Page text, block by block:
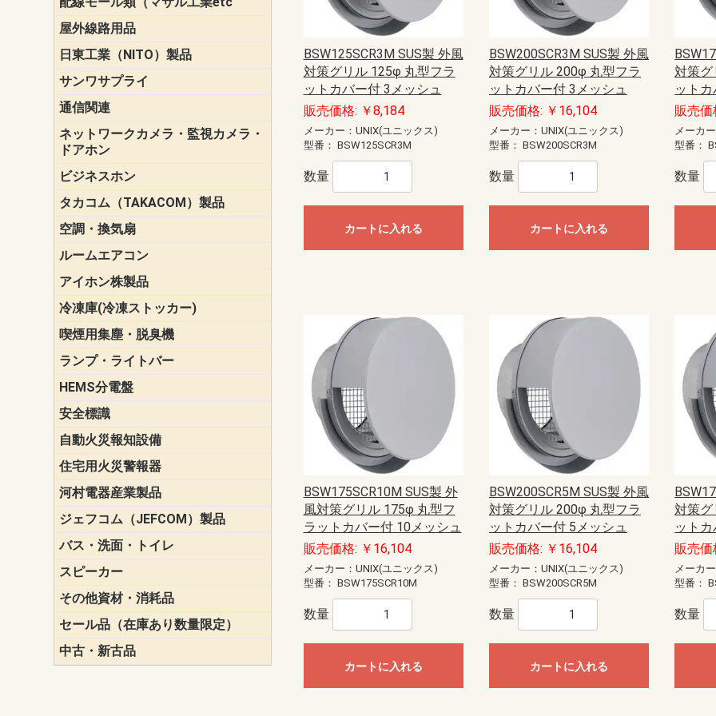
ー・Gモール）
プ）
屋外線路用品
PE支線ガード イエロー
トラ
ケーブル標識・防護カバー ジョイントタイプ
オーバーラップタイプ丸型ケーブ
オーバーラップタイプSSケーブル
オプトケーブルカバー
ザ・鳥獣害対策トゲつきシート
自在バンド用保護カバー
4mm電線防護カバー
SZスリーブ
スパイラルスリーブ
日東工業（NITO）製品
カバースイッチ 【CKS】電線直締用
【CKL】圧着端子用
【CBS】バック式
【DCS】切換
【DBS】バック式切換
キャビネット ORZ形屋外用キャビネット
ステンレス屋外用キャビネット
盤用キャビネット
小型動力分電盤 主幹：ELB
主幹：CB
システムラック ラックオプション
端子台 【HP-J】一次送り
【TBE】固定式（経済形）
【TBF-J】ブレーカ用(経済形)
【TBF-W】ブレーカ用(経済形)
【TBJ】分岐（一種耐熱登録品）
【TBN】ニュートラル端子
【TBP】電力用
【TBS】スタッド（一種耐熱登録
品）
【TBT】二段形
【TBZ・TBZ-A】ブレーカ用(直結
端子形・リペア端子形)
【TBZ-E】アース用(直締端子形)
【TK】協約形
オプション
盤用パーツ 配線用
盤取付用
プラボックス 汎用タイプ
高性能タイプ
仮設ボックス
コントロールボックス（小型FA
用）
情報通信ボックス
プルボックス
ブレーカ エンクローズドブレーカ
サーキットブレーカ
プラグインブレーカ
漏電ブレーカ
サンワサプライ
ペリフェラル ドッキング
エクステンダー
BTヘッドセット
ビーコン
USB季節商品
USBグッズ
ゲーム関連
LED
ドッキングステーション
拡声器
NFC
メディアプレーヤー
ラミネータ
BTヘッドセット・アダプタ
スキャナ
カメラ
その他ペリフェラル
プレゼンテーション
コードリーダー
KVM
スピーカー
シュレッダー
NFC・ビーコン
ヘッドホン・マイク
キーボード
マウス
USBハブ
カードリーダー
USBコンバータ他
テンキー
分配器
切替器(KVM以外)
タップ・UPS モバイルバッテリー
ACアダプタ
タップ
ケーブル HDMIケーブル
変換アダプタ
変換アダプタ他
電話ケーブル・アダプタ
IEEE1394ケーブル
SCSIケーブル
USBケーブル
プリンタケーブル
AVケーブル
RS-232Cケーブル
その他ケーブル
モニタケーブル
アダプタ他
インク・用紙 用紙
インクジェットラベル
レーザー用紙
レーザーラベル
手作り用紙
インク
その他用紙
インクジェット用紙
マルチラベル
アクセサリ タブレットケース
タッチペン
マウスアクセサリー
車載アクセサリー
リストレスト
フィルター
メモリーケース
バッグ
スマートフォン
インナー・クッション
タブレット
メモリーケース
電子辞書
スタンド
各種カバー
PDA
メディアケース
カメラアクセサリ
データホルダー
保護フィルム
クリーナー
セキュリティ用品
キーボードカバー
耐震グッズ
マウスパッド
ケーブルアクセサリ
LAN LAN機器
光ケーブル他
LANケーブル
LANケーブル用機器
DOS／Vパーツ ノートクーラー
DOS/Vパーツ
通信関連
保安器
プロテクター
ローゼット 通信用
電話用
工具・試験器
端子取付金具
端子板
端末装置
配線用金具
モジュラープラグ
LAN圧着工具・治具他
ルータ
エッジスイッチ
ネットワークカメラ・監視カメラ・
ドアホン
NSK（日本セキュリティ機器） レコーダー
IPネットワークカメラ
スイッチ
コンバーター・トランシーバ
ビデオサーバ
オプション品
モニター
ダミーカメラ
防犯シール・防犯看板
パナソニック(Panasonic) 屋外センサーカメラ
玄関子機
増設用子機
増設モニター・モニター子機
テレビドアホン
ネットワークドアホン
ホームネットワークシステム
オプション
ビジネスホン 日立（HITACHI） integralX
ナカヨ Xiシリーズ
IFシリーズ
NEC アスパイアX
OKI
ヘッドセット
ヤコブイェンセン
タカコム（TAKACOM）製品
通話録音
留守番電話
音声応答転送
緊急情報伝達
日課放送
空調・換気扇
標準換気扇 三菱電機
パナソニック電工
ダクト換気扇 三菱電機
パナソニック電工
有圧換気扇 業務用有圧換気扇
有圧換気扇システム部材
インダクトファン
パイプファン 三菱電機
パナソニック電工
シロッコファン ストレートシロッコファン24時間
ストレートシロッコファン
片吸込形シロッコファン
斜流ダクトファン 三菱電機
パナソニック電工
エアカーテン 三菱電機
パナソニック電工
システム部材
産業用送風機システム部材
ルームエアコン
三菱電機(MITSUBISHI) 6畳用
8畳用
10畳用
12畳用
14畳用
16畳用
18畳用
20畳用
23畳用
26畳用
29畳用
ダイキン(DAIKIN) 6畳用
8畳用
10畳用
12畳用
14畳用
18畳用
20畳用
23畳用
26畳用
29畳用
アイホン株製品
冷凍庫(冷凍ストッカー)
喫煙用集塵・脱臭機
スモークダッシュ スモークナビ搭載シリーズ
フラットシリーズ
コンパクトタイプ
交換用フィルター
ランプ・ライトバー
パナソニック(Panasonic) 20W
40W
東芝ライテック E11
E12
E17
E26
直管LED（GX16t-5）
直管LED（GZ16）
ユニットドーム形
ユニットフラット形
ENDO（遠藤照明）
三菱電機
HEMS分電盤
マルチ通信型
EV・PHEV充電回路・エコキュー
ト・IH対応
EV・PHEV充電回路・太陽光発電シ
ステム・エコキュート・IH対応
あかりぷらすばん
エコキュート・IH対応
エコキュート・電温・IH対応
かみなりあんしんばん あかり付
かみなりあんしんばん
ダブル発電対応
創蓄連携システム対応（自立出力
単相2線用）
創蓄連携システム対応（自立出力
単相3線用）
太陽光発電システム・エコキュー
ト・IH対応
太陽光発電システム・エコキュー
ト・電温・IH対応
太陽光発電システム対応
地震あんしんばん
地震かみなりあんしんばん
電温・IH対応
燃料電池（ガス発電）システム対
応
標準タイプ
標準タイプ大型FreeS付
安全標識
誘導標識 蓄光誘導標識
一般誘導標識
自動火災報知設備
パナソニック（Panasonic） アドバンスP-1シリーズ
一般型感知器
電子式自己保持型熱感知器（熱オ
ートセンサ）
差動式分布型感知器
光電式スポット型感知器（煙サイ
バーセンサ）
煙感知器
光電式分離型感知器
炎感知器
遠隔試験機能付感知器
連携型ワイヤレス感知器
感知器ベース
火災通報装置
音響装置
発信機
表示灯
総合盤
P型1級受信機
P型2級受信機
副受信機
受信機関連商品
周辺機器
防排煙設備
ガス漏れ集中監視システム
R型防災システム
周辺機器
非常警報設備（複合装置）
非常警報設備（システム用）
点検器具
ホーチキ（HOCHIKI） 感知器
R型・GR型システム
P型受信機
機器収容箱（総合盤）
P型発信機
P型設備機器その他
非常警報設備
住宅情報設備
ガス漏れ火災警報設備
防排煙設備
超高感度煙検知システム
アクセサリー・保守用品
能美防災（NOHMI） P型インターフェイス盤
P型火災／複合火災受信機
P型受信機用埋込ボックス・埋込枠
R型防災システム
ガス漏れ火災警報設備
熱感知器
煙感知器
炎感知器
感知器付属品
押し釦・消火栓始動スイッチ
音響装置
火災通報装置
関連機器
機器収容箱
共同住宅用防災システム
試験器
住宅防災システム
消火器
消火栓始動器
中継器・中継器収納箱
特定小規模施設向け防災システム
発信機
避雷ユニット
非常警報設備
非常電話システム
標識板
表示機
表示灯
防火・防排煙設備
耐圧防爆用
本質安全防爆用
補用部品・予備品
ニッタン（NITTAN） P型受信機
R型・GR型受信機
ガス系消火設備
ガス漏れ警報設備
サージアブソーバ
スプリンクラー設備
ニッカド蓄電池
プロテクタ
ベル
移報用装置・耐雷基板・ラベル
炎検知器
火災検知システム（機器内組込用
火災通報装置
感知器
機器収容箱
共同・特定共同住宅用
試験器・アドレス設定器
住宅用防災機器
消火器
消火栓始動装置
耐圧防爆機器
着脱器・試験器
中継器盤
中継機電源
中継機本体
超高感度環境監視システム
発信機
非常警報設備
表示灯
防火・排煙設備
補修品
泡消火設備
住宅用火災警報器
河村電器産業製品
キャビネット 盤用露出形BXT・FXT
盤用露出形BXTH・FXTH
盤用埋込形BXU・FXU
熱機器収納BXH・FXH
安定器収納FXA
ルーバー付盤用FXL
制御盤用屋内外兼用RXG
盤用屋内外兼用RXG-IP54
盤用屋内外兼用RXGB-IP54
盤用屋内外兼用RXV-IP44
屋外盤用木板ベースPOGB-IP55
屋外盤用鉄板ベースPOG-IP55
動力分電盤
ジェフコム（JEFCOM）製品
LANツール・部材 LANケーブル
LANチェッカー
LAN工具
モジュラージャック
モジュラープラグ
LEDイルミネーション LEDクリスタルモチーフ
LEDストリングライト
LEDテープライト
LEDデザインストリングライト
LEDルミネーション（SJ-NHシリ
ーズ）アイスクルカーテン（部
品）
LEDルミネーション（SJ-NHシリ
ーズ）クロスネット（部品）
LEDルミネーション（SJ-NHシリ
ーズ）ストリング（部品）
LEDルミネーション（SJ-NHシリ
ーズ）共通部品
LEDルミネーション（SJXシリー
ズ）LEDジョイントモチーフ（部
品）
LEDルミネーション（SJXシリー
ズ）LEDストリング（部品）
LEDルミネーション（SJXシリー
ズ）LEDソフトネオン（部品）
LEDルミネーション（SJXシリー
ズ）LEDフォール（部品）
LEDルミネーション（SJXシリー
ズ）LEDフラッシュボール（部
品）
LEDルミネーション（SJXシリー
ズ）LEDホタル（部品）
LEDルミネーション（SJXシリー
ズ）モチーフ（部品）
LEDルミネーション（SJXシリー
ズ）共通部品
LEDルミネーション（SJシリー
ズ）アイスクルカーテン（部品）
LEDルミネーション（SJシリー
ズ）キャンドル・電球ライト（部
品）
LEDルミネーション（SJシリー
ズ）クロスネット（部品）
LEDルミネーション（SJシリー
ズ）スティックライト（部品）
LEDルミネーション（SJシリー
ズ）ストリング（部品）
LEDルミネーション（SJシリー
ズ）テープライト（部品）
LEDルミネーション（SJシリー
ズ）フォール（部品）
LEDルミネーション（SJシリー
ズ）プロジェクションライト（部
品）
LEDルミネーション（SJシリー
ズ）モチーフ（部品）
LEDルミネーション（SJシリー
ズ）共通部品
SDXシリーズ
イルミネーション（その他）
イルミネーション（卓上タイプ）
ライトアップ用投光器
ロッド点滅灯（LED）40mmピッチ
ロッド点滅灯（LED）75mmピッチ
ロッド点滅灯（LED）共通部品
連結すずらん灯タイプ（LED）
アンカー・ネジ ALC用
コンクリート用
ワッシャー
中空壁用
六角ナット
多用途
寸切りボルト用特殊ナット
小ネジ
木工用
石膏ボード用
軽天ビス
鋼板用
エアコン部材 エアコン洗浄部材
ダクト部材
ドレンホース
室外機取付台
配管部材
ケーブル保護収納 ケーブルプロテクター
ケーブルプロテクター（増設型）
ケーブルマット
床用モール
床用モール（フラット型）
床用モール（増設型）
段差用バリアフリープロテクター
（屋外用）
段差用バリアフリーモール（室内
用）
ケーブル索引具 FRP竿
その他
カーボン竿
ジョイント式ロッド
ジョイント式呼線
金属竿
リール CD管リール
ロープリール
検尺器
電線リール（据置き型）
電線リール（現場向き）
作業工具 ストリッパー
ツールキット
ドライバー・レンチ
ナイフ・ノコ
ハンマー・その他工具
ペンチ・ニッパー
各種カッター
圧着工具
電動工具
作業用照明器具 LEDライト
コンパクトライト
ハロゲンライト
ヘッドライト
ライトスタンド
乾電池式ライト
作業用テープライト
充電式ライト
直管形スリムライト
蛍光ライト
切削工具 コア
コンクリートドリル
ステップドリル
タップ
チップソー・カッター・切断砥石
バンドソー
パンチャー
ホールソー
切削油
木工ドリル
木工ドリル（フレキシブルシャフ
ト）
火花飛散防止具
磁器タイル用ドリル
鉄工ドリル
収納機器・車載備品 パーツ＆ツールボックス
車載用収納・車載備品
検電器・計測器 レーザー墨出し器
検電器
計測器
腰回り品・安全保護具・収納具 はしご・脚立用品
ハーネス・ランヤード
ホルダー
ランヤード・補助帯
ワークウェア・サポートウェア
ワークポジショニング用器具
収納具
手袋・靴カバー
熱中症対策アイテム
腰袋
腰道具セット
通線工具 エアー通線
ケーブルグリップ
ロープ
入線潤滑剤
呼線（スチール）
地中線工具
管内清掃用具
電動入線機
電設化成品 亜鉛塗料スプレー
発泡ウレタン充填剤
絶縁・防触スプレー
高所作業ポール ランプチェンジャー
高所作業工具
パーツ＆ツールボックス
パーツボックス
バス・洗面・トイレ
便座 ウォシュレット
スピーカー
天井スピーカー 埋込型
露出型
壁掛型スピーカー 片面型
両面型
関連商品
ホーンスピーカー コンビネーションタイプ
ワイドホーンスピーカー
セパレートタイプ
ストレートホーンスピーカー
コラムスピーカー 本体
関連商品
コンパクトスピーカー
モニタースピーカーシステム
インテリアデザインスピーカー
スピーカーシステム 一般タイプ
コンパクトスピーカー
スリムスピーカー
防球構造型スピーカー
サウンドアロースピーカー
関連商品
防滴型スピーカーシステム ボックスタイプ
スリムタイプ
関連商品
ホール用スピーカーシステム
マルチユーススピーカーシステム
その他資材・消耗品
ビニールテープ(IVテープ)
自己融着テープ
養生テープ
ネオシール
セール品（在庫あり数量限定）
照明器具
換気スイッチ
ランプ・電球
その他資材・消耗品
中古・新古品
BSW125SCR3M SUS製 外風
対策グリル 125φ 丸型フラ
ットカバー付 3メッシュ
販売価格: ￥8,184
メーカー：UNIX(ユニックス)
型番： BSW125SCR3M
数量
カートに入れる
BSW200SCR3M SUS製 外風
対策グリル 200φ 丸型フラ
ットカバー付 3メッシュ
販売価格: ￥16,104
メーカー：UNIX(ユニックス)
型番： BSW200SCR3M
数量
カートに入れる
対策
ット
販売価
メーカ
型番：
数量
BSW175SCR10M SUS製 外
風対策グリル 175φ 丸型フ
ラットカバー付 10メッシュ
販売価格: ￥16,104
メーカー：UNIX(ユニックス)
型番： BSW175SCR10M
数量
カートに入れる
BSW200SCR5M SUS製 外風
対策グリル 200φ 丸型フラ
ットカバー付 5メッシュ
販売価格: ￥16,104
メーカー：UNIX(ユニックス)
型番： BSW200SCR5M
数量
カートに入れる
対策
ットカ
販売価
メーカ
型番：
数量